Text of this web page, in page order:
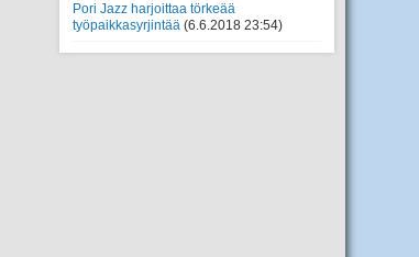
Pori Jazz harjoittaa törkeää
työpaikkasyrjintää (6.6.2018 23:54)